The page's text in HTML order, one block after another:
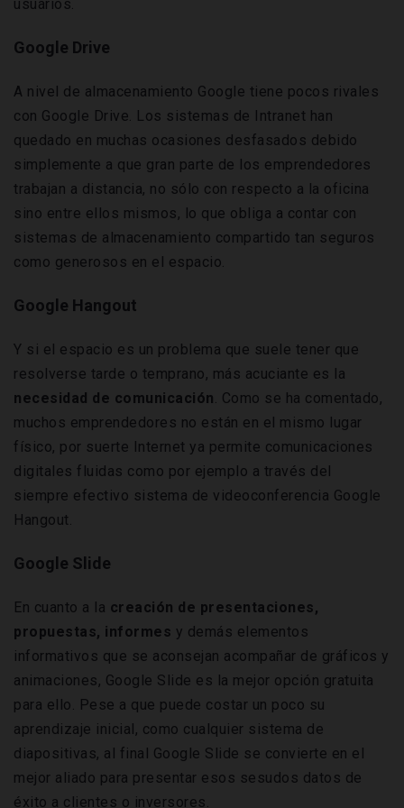
usuarios.
Google Drive
A nivel de almacenamiento Google tiene pocos rivales
con Google Drive. Los sistemas de Intranet han
quedado en muchas ocasiones desfasados debido
simplemente a que gran parte de los emprendedores
trabajan a distancia, no sólo con respecto a la oficina
sino entre ellos mismos, lo que obliga a contar con
sistemas de almacenamiento compartido tan seguros
como generosos en el espacio.
Google Hangout
Y si el espacio es un problema que suele tener que
resolverse tarde o temprano, más acuciante es la
necesidad de comunicación. Como se ha comentado,
muchos emprendedores no están en el mismo lugar
físico, por suerte Internet ya permite comunicaciones
digitales fluidas como por ejemplo a través del
siempre efectivo sistema de videoconferencia Google
Hangout.
Google Slide
En cuanto a la creación de presentaciones,
propuestas, informes y demás elementos
informativos que se aconsejan acompañar de gráficos y
animaciones, Google Slide es la mejor opción gratuita
para ello. Pese a que puede costar un poco su
aprendizaje inicial, como cualquier sistema de
diapositivas, al final Google Slide se convierte en el
mejor aliado para presentar esos sesudos datos de
éxito a clientes o inversores.